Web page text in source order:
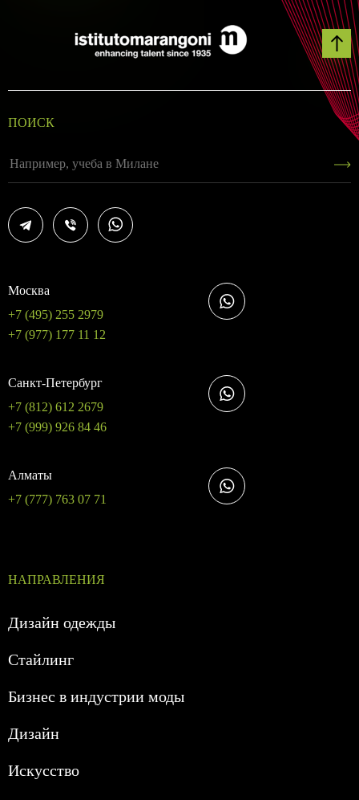
ПОИСК
Москва
+7 (495) 255 2979
+7 (977) 177 11 12
Санкт-Петербург
+7 (812) 612 2679
+7 (999) 926 84 46
Алматы
+7 (777) 763 07 71
НАПРАВЛЕНИЯ
Дизайн одежды
Стайлинг
Бизнес в индустрии моды
Дизайн
Искусство